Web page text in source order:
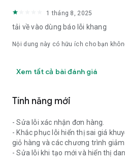
1 tháng 8, 2025
tải về vào dùng báo lỗi khang
Nội dung này có hữu ích cho bạn
Xem tất cả bài đánh giá
Tính năng mới
- Sửa lỗi xác nhận đơn hàng.
- Khắc phục lỗi hiển thị sai giá
giỏ hàng và các chương trình giảm
- Sửa lỗi khi tạo mới và hiển thị